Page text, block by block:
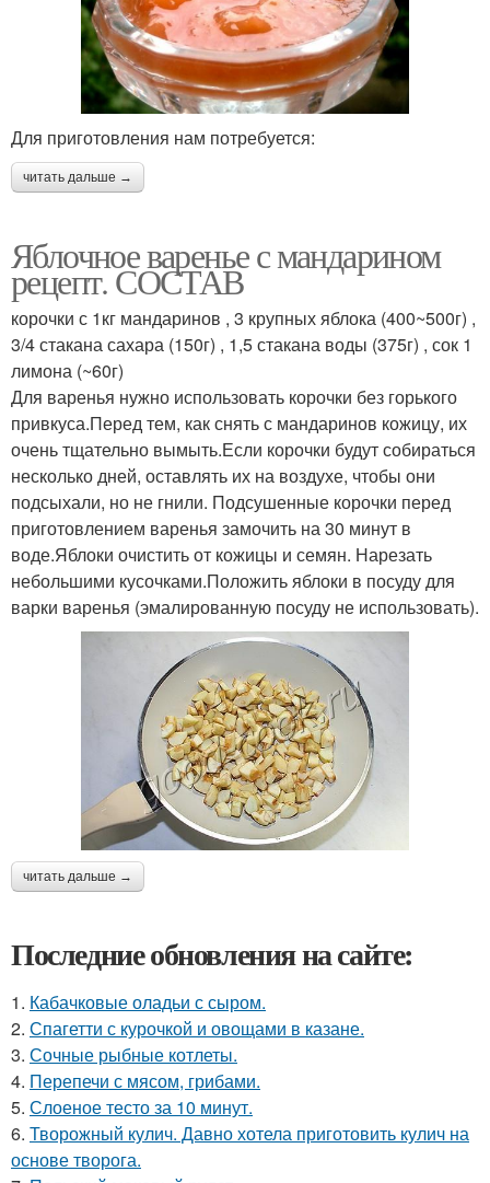
Для приготовления нам потребуется:
читать дальше →
Яблочное варенье с мандарином
рецепт. СОСТАВ
корочки с 1кг мандаринов , 3 крупных яблока (400~500г) ,
3/4 стакана сахара (150г) , 1,5 стакана воды (375г) , сок 1
лимона (~60г)
Для варенья нужно использовать корочки без горького
привкуса.Перед тем, как снять с мандаринов кожицу, их
очень тщательно вымыть.Если корочки будут собираться
несколько дней, оставлять их на воздухе, чтобы они
подсыхали, но не гнили. Подсушенные корочки перед
приготовлением варенья замочить на 30 минут в
воде.Яблоки очистить от кожицы и семян. Нарезать
небольшими кусочками.Положить яблоки в посуду для
варки варенья (эмалированную посуду не использовать).
читать дальше →
Последние обновления на сайте:
1. Кабачковые оладьи с сыром.
2. Спагетти с курочкой и овощами в казане.
3. Сочные рыбные котлеты.
4. Перепечи с мясом, грибами.
5. Слоеное тесто за 10 минут.
6. Творожный кулич. Давно хотела приготовить кулич на
основе творога.